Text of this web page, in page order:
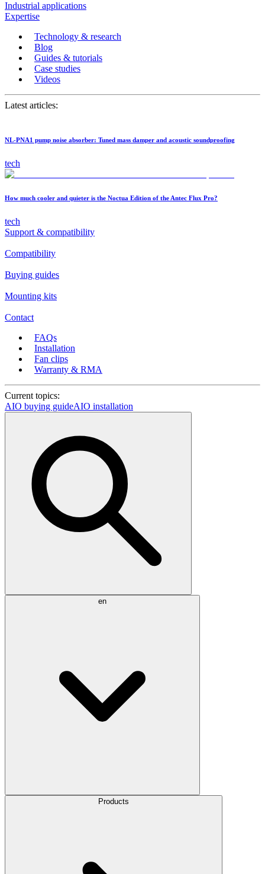
Industrial applications
Expertise
Technology & research
Blog
Guides & tutorials
Case studies
Videos
Latest articles:
NL-PNA1 pump noise absorber: Tuned mass damper and acoustic soundproofing
tech
How much cooler and quieter is the Noctua Edition of the Antec Flux Pro?
tech
Support & compatibility
Compatibility
Buying guides
Mounting kits
Contact
FAQs
Installation
Fan clips
Warranty & RMA
Current topics:
AIO buying guideAIO installation
en
Products